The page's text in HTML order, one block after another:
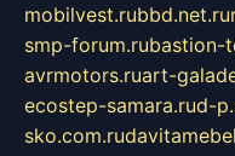
mobilvest.rubbd.net.ru
smp-forum.rubastion-
avrmotors.ruart-
ecostep-samara.rud-
sko.com.ru